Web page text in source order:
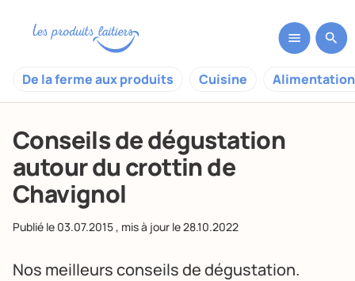
De la ferme aux produits Cuisine
Conseils de dégustation
autour du crottin de
Chavignol
Publié le 03.07.2015, mis à jour le28.10.2022
Nos meilleurs conseils de dégustation.